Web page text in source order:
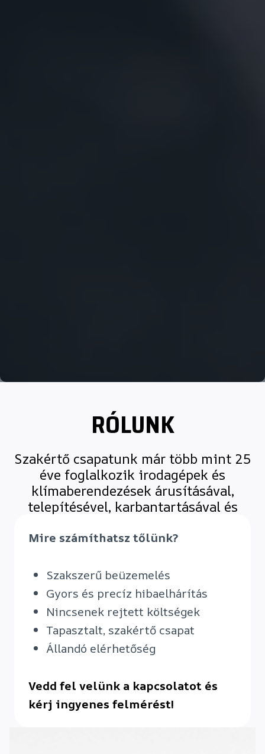
RÓLUNK
Szakértő csapatunk már több mint 25
éve foglalkozik irodagépek és
klímaberendezések árusításával,
telepítésével, karbantartásával és
Mire számíthatsz tőlünk?
Szakszerű beüzemelés
Gyors és precíz hibaelhárítás
Nincsenek rejtett költségek
Tapasztalt, szakértő csapat
Állandó elérhetőség
Vedd fel velünk a kapcsolatot és
kérj ingyenes felmérést!